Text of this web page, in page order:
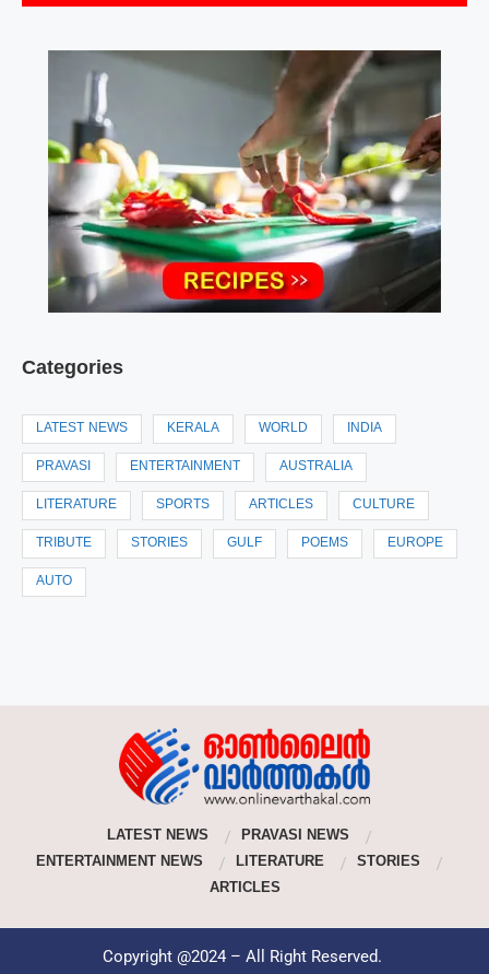
Categories
LATEST NEWS KERALA WORLD INDIA
PRAVASI ENTERTAINMENT AUSTRALIA
LITERATURE SPORTS ARTICLES CULTURE
TRIBUTE STORIES GULF POEMS EUROPE
AUTO
LATEST NEWS
PRAVASI NEWS
ENTERTAINMENT NEWS
LITERATURE
STORIES
ARTICLES
Copyright @2024 – All Right Reserved.